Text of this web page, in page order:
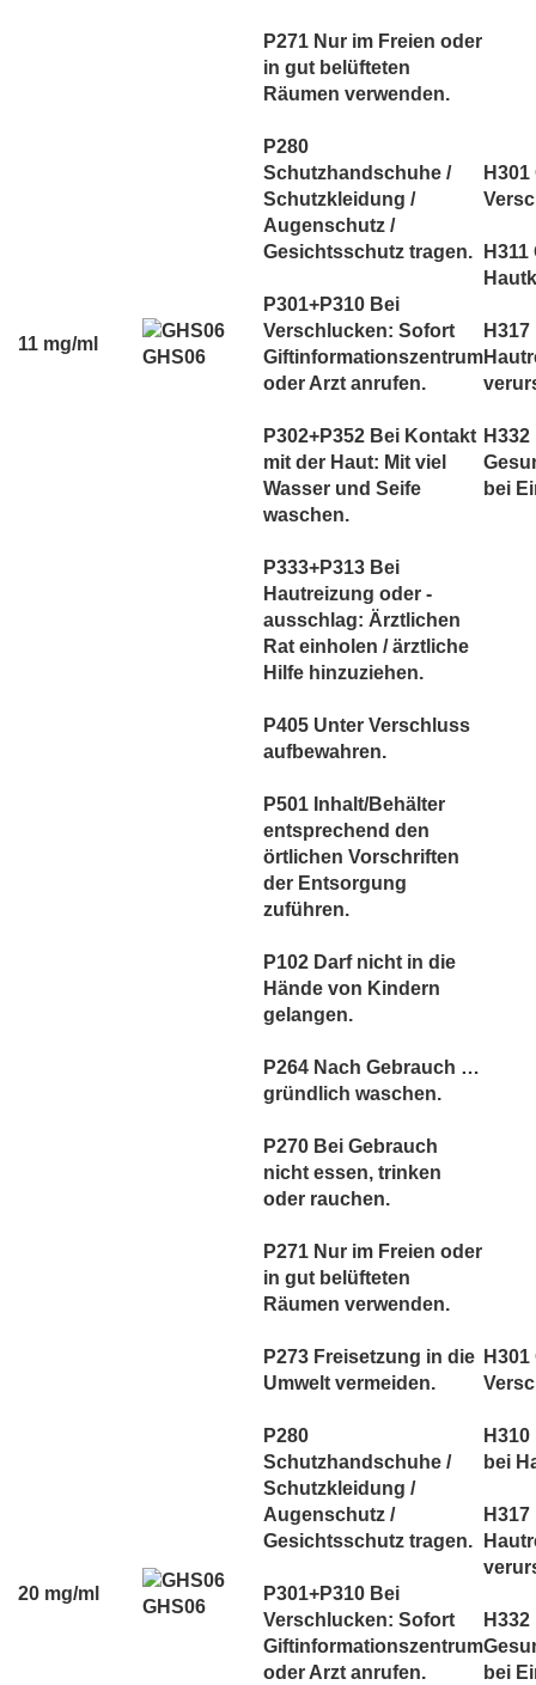
11 mg/ml
GHS06
P271 Nur im Freien oder
in gut belüfteten
Räumen verwenden.
P280
Schutzhandschuhe /
Schutzkleidung /
Augenschutz /
Gesichtsschutz tragen.
P301+P310 Bei
Verschlucken: Sofort
Giftinformationszentrum
oder Arzt anrufen.
P302+P352 Bei Kontakt
mit der Haut: Mit viel
Wasser und Seife
waschen.
P333+P313 Bei
Hautreizung oder -
ausschlag: Ärztlichen
Rat einholen / ärztliche
Hilfe hinzuziehen.
P405 Unter Verschluss
aufbewahren.
P501 Inhalt/Behälter
entsprechend den
örtlichen Vorschriften
der Entsorgung
zuführen.
H332
bei
20 mg/ml
GHS06
P102 Darf nicht in die
Hände von Kindern
gelangen.
P264 Nach Gebrauch …
gründlich waschen.
P270 Bei Gebrauch
nicht essen, trinken
oder rauchen.
P271 Nur im Freien oder
in gut belüfteten
Räumen verwenden.
P273 Freisetzung in die
Umwelt vermeiden.
P280
Schutzhandschuhe /
Schutzkleidung /
Augenschutz /
Gesichtsschutz tragen.
P301+P310 Bei
Verschlucken: Sofort
Giftinformationszentrum
oder Arzt anrufen.
bei
H332
bei